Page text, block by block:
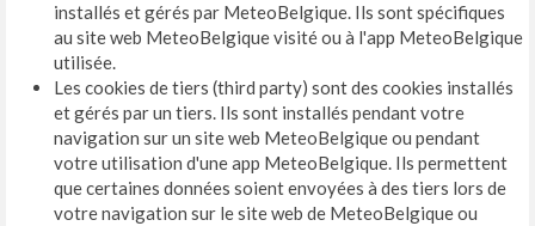
installés et gérés par MeteoBelgique. Ils sont spécifiques
au site web MeteoBelgique visité ou à l'app MeteoBelgique
utilisée.
Les cookies de tiers (third party) sont des cookies installés
et gérés par un tiers. Ils sont installés pendant votre
navigation sur un site web MeteoBelgique ou pendant
votre utilisation d'une app MeteoBelgique. Ils permettent
que certaines données soient envoyées à des tiers lors de
votre navigation sur le site web de MeteoBelgique ou